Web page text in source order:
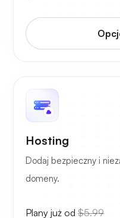
Hosting
Dodaj bezpieczny i
domeny.
Plany już od $5.99